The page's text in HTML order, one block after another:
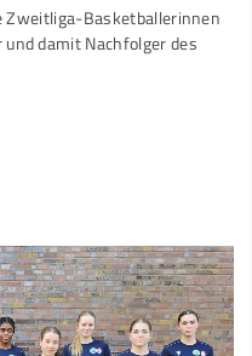
Zweitliga-Basketballerinnen
damit Nachfolger des